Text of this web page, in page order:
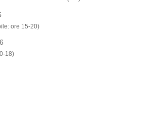
ore 15-20)
18)